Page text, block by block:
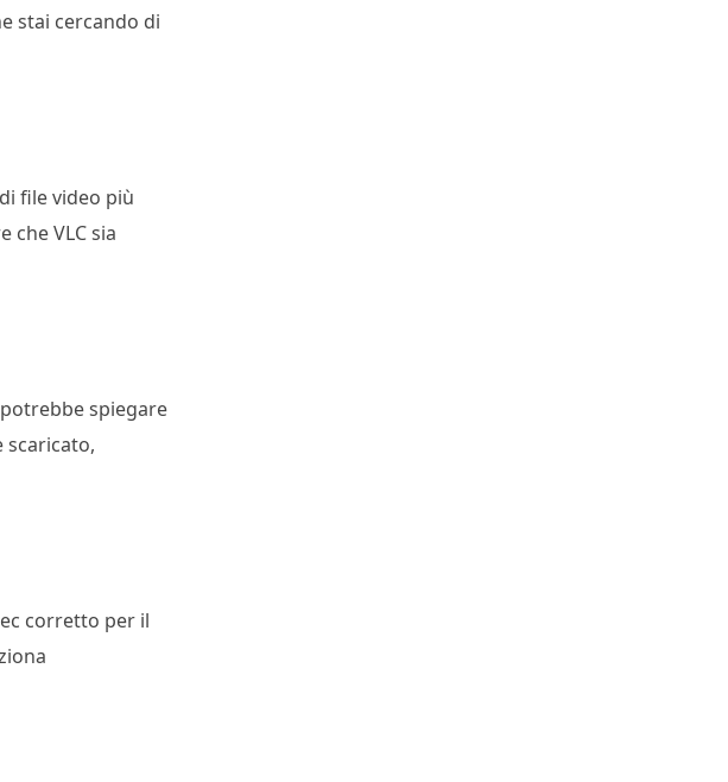
stai cercando di
file video più
VLC sia
spiegare
scaricato,
corretto per il